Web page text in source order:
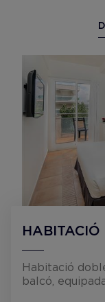
HABITACIÓ
Habitació
balcó,